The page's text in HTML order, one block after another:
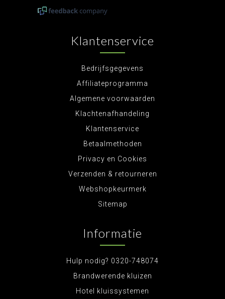
Klantenservice
Bedrijfsgegevens
Affiliateprogramma
Algemene voorwaarden
Klachtenafhandeling
Klantenservice
Betaalmethoden
Privacy en Cookies
Verzenden & retourneren
Webshopkeurmerk
Sitemap
Informatie
Hulp nodig? 0320-748074
Brandwerende kluizen
Hotel kluissystemen